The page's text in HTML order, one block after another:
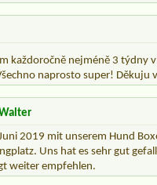
každoročně nejméně 3 týdny
naprosto super! Děkuju
2019 mit unserem Hund
Uns hat es sehr gut
weiter empfehlen.